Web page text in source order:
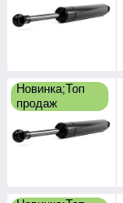
Новинка;Топ
продаж